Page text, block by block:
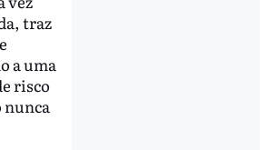
traz
a uma
risco